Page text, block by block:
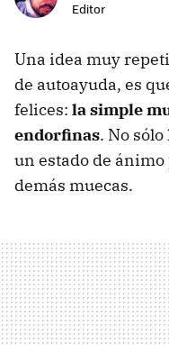
Editor
Una idea muy
de autoayuda, es
felices: la simple
endorfinas. No
un estado de
demás muecas.